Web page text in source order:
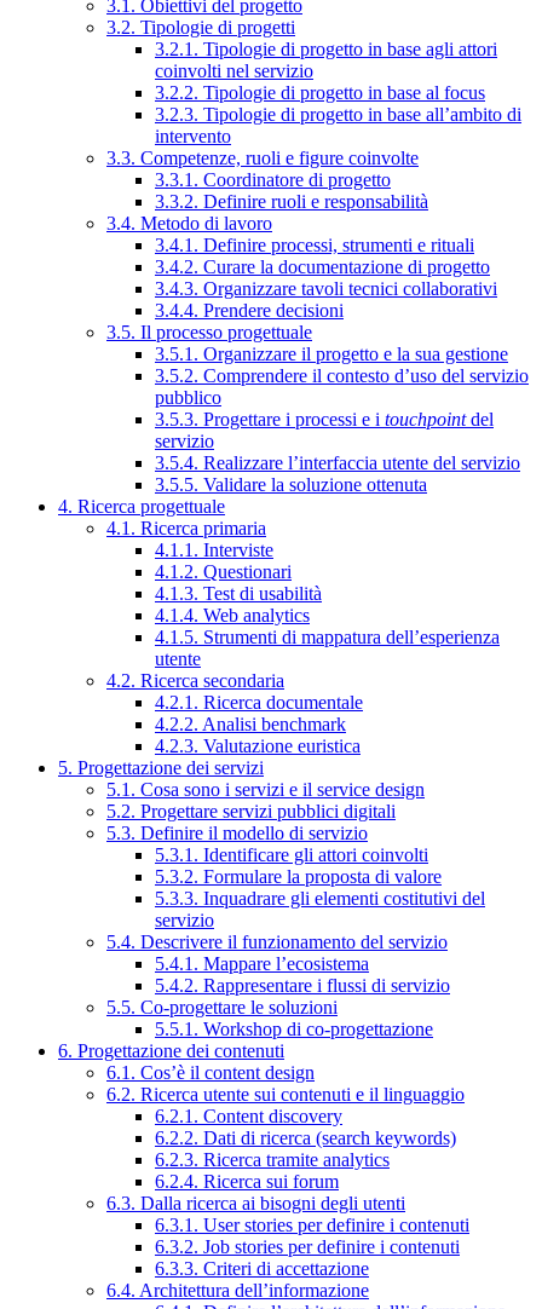
3.1. Obiettivi del progetto
3.2. Tipologie di progetti
3.2.1. Tipologie di progetto in base agli attori
coinvolti nel servizio
3.2.2. Tipologie di progetto in base al focus
3.2.3. Tipologie di progetto in base all’ambito di
intervento
3.3. Competenze, ruoli e figure coinvolte
3.3.1. Coordinatore di progetto
3.3.2. Definire ruoli e responsabilità
3.4. Metodo di lavoro
3.4.1. Definire processi, strumenti e rituali
3.4.2. Curare la documentazione di progetto
3.4.3. Organizzare tavoli tecnici collaborativi
3.4.4. Prendere decisioni
3.5. Il processo progettuale
3.5.1. Organizzare il progetto e la sua gestione
3.5.2. Comprendere il contesto d’uso del servizio
pubblico
3.5.3. Progettare i processi e i touchpointdel
servizio
3.5.4. Realizzare l’interfaccia utente del servizio
3.5.5. Validare la soluzione ottenuta
4. Ricerca progettuale
4.1. Ricerca primaria
4.1.1. Interviste
4.1.2. Questionari
4.1.3. Test di usabilità
4.1.4. Web analytics
4.1.5. Strumenti di mappatura dell’esperienza
utente
4.2. Ricerca secondaria
4.2.1. Ricerca documentale
4.2.2. Analisi benchmark
4.2.3. Valutazione euristica
5. Progettazione dei servizi
5.1. Cosa sono i servizi e il service design
5.2. Progettare servizi pubblici digitali
5.3. Definire il modello di servizio
5.3.1. Identificare gli attori coinvolti
5.3.2. Formulare la proposta di valore
5.3.3. Inquadrare gli elementi costitutivi del
servizio
5.4. Descrivere il funzionamento del servizio
5.4.1. Mappare l’ecosistema
5.4.2. Rappresentare i flussi di servizio
5.5. Co-progettare le soluzioni
5.5.1. Workshop di co-progettazione
6. Progettazione dei contenuti
6.1. Cos’è il content design
6.2. Ricerca utente sui contenuti e il linguaggio
6.2.1. Content discovery
6.2.2. Dati di ricerca (search keywords)
6.2.3. Ricerca tramite analytics
6.2.4. Ricerca sui forum
6.3. Dalla ricerca ai bisogni degli utenti
6.3.1. User stories per definire i contenuti
6.3.2. Job stories per definire i contenuti
6.3.3. Criteri di accettazione
6.4. Architettura dell’informazione